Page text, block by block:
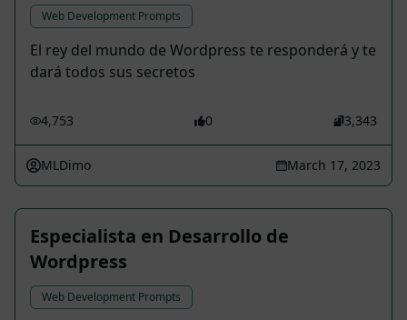
Web Development Prompts
El rey del mundo de Wordpress te responderá y te
dará todos sus secretos
4,753 0 3,343
MLDimo March 17, 2023
Especialista en Desarrollo de
Wordpress
Web Development Prompts